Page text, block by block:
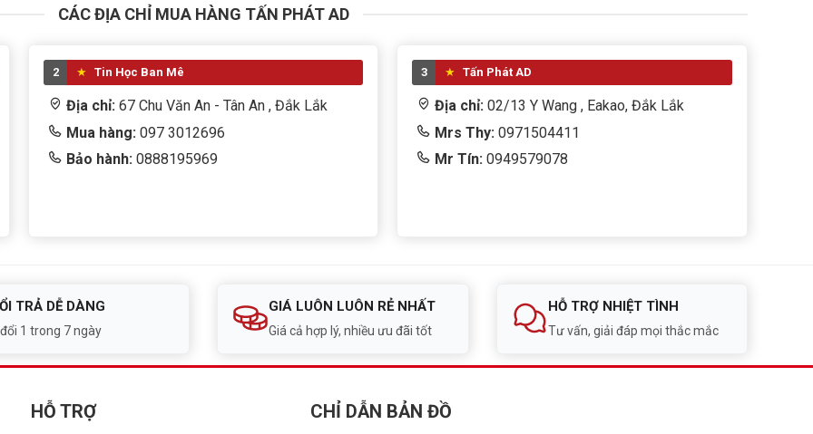
màu đẹp mắt.
cho laptop không?
qua cổng USB.
có DPI bao nhiêu?
công việc văn phòng và giải trí cơ bản.
tượng nào?
cơ đáng mua trong phân khúc phổ thông. Với bàn phím
DPI cùng thiết kế nhiều màu sắc cá tính, Bộ Phím
văn phòng và giải trí hàng ngày với chi phí hợp lý.
CÁC ĐỊA CHỈ MUA HÀNG TẤN PHÁT AD
2 Tin Học Ban Mê
Địa chỉ: 67 Chu Văn An - Tân An , Đắk Lắk
Mua hàng: 097 3012696
Bảo hành: 0888195969
3 Tấn Phát AD
Địa chỉ:02/13 Y Wang , Eakao, Đắk Lắk
Mrs Thy: 0971504411
Mr Tín: 0949579078
TRẢ DỄ DÀNG
1 trong 7 ngày
GIÁ LUÔN LUÔN RẺ NHẤT
Giá cả hợp lý, nhiều ưu đãi tốt
HỖ TRỢ NHIỆT TÌNH
Tư vấn, giải đáp mọi thắc mắc
HỖ TRỢ CHỈ DẪN BẢN ĐỒ